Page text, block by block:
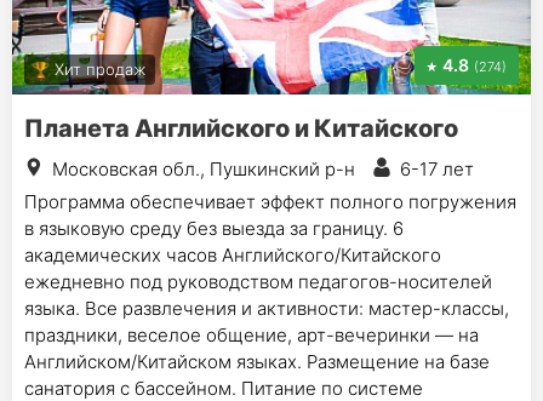
Хит продаж 4.8 (274)
Планета Английского и Китайского
Московская обл., Пушкинский р-н
6-17 лет
Программа обеспечивает эффект полного погружения
в языковую среду без выезда за границу. 6
академических часов Английского/Китайского
ежедневно под руководством педагогов-носителей
языка. Все развлечения и активности: мастер-классы,
праздники, веселое общение, арт-вечеринки — на
Английском/Китайском языках. Размещение на базе
санатория с бассейном. Питание по системе